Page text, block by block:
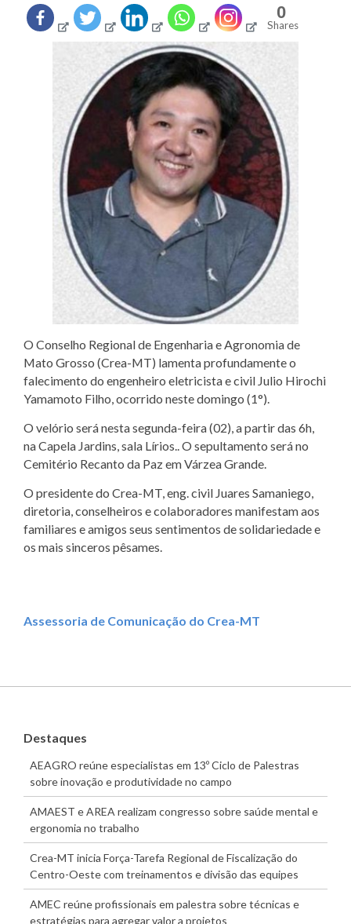
0
Shares
O Conselho Regional de Engenharia e Agronomia de
Mato Grosso (Crea-MT) lamenta profundamente o
falecimento do engenheiro eletricista e civil Julio Hirochi
Yamamoto Filho, ocorrido neste domingo (1°).
O velório seránesta segunda-feira (02), a partir das 6h,
na Capela Jardins, sala Lírios.. O sepultamento será no
Cemitério Recanto da Paz em Várzea Grande.
O presidente do Crea-MT, eng. civil Juares Samaniego,
diretoria, conselheiros e colaboradores manifestam aos
familiares e amigos seus sentimentos de solidariedade e
os mais sinceros pêsames.
Assessoria de Comunicação do Crea-MT
Destaques
AEAGRO reúne especialistas em 13º Ciclo de Palestras
sobre inovação e produtividade no campo
AMAEST e AREA realizam congresso sobre saúde mental e
ergonomia no trabalho
Crea-MT inicia Força-Tarefa Regional de Fiscalização do
Centro-Oeste com treinamentos e divisão das equipes
AMEC reúne profissionais em palestra sobre técnicas e
estratégias para agregar valor a projetos